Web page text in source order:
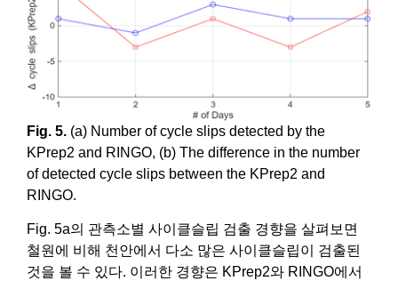
Fig. 5. (a) Number of cycle slips detected by the
KPrep2 and RINGO, (b) The difference in the number
of detected cycle slips between the KPrep2 and
RINGO.
Fig. 5a의 관측소별 사이클슬립 검출 경향을 살펴보면
철원에 비해 천안에서 다소 많은 사이클슬립이 검출된
것을 볼 수 있다. 이러한 경향은 KPrep2와 RINGO에서